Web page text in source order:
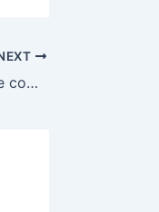
MPor e Anac lançam guia de combate ao assédio e à importunação Sexual na Aviação Civil